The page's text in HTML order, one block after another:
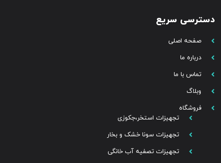
دسترسی سریع
صفحه اصلی
درباره ما
تماس با ما
وبلاگ
فروشگاه
تجهیزات استخر،جکوزی
تجهیزات سونا خشک و بخار
تجهیزات تصفیه آب خانگی